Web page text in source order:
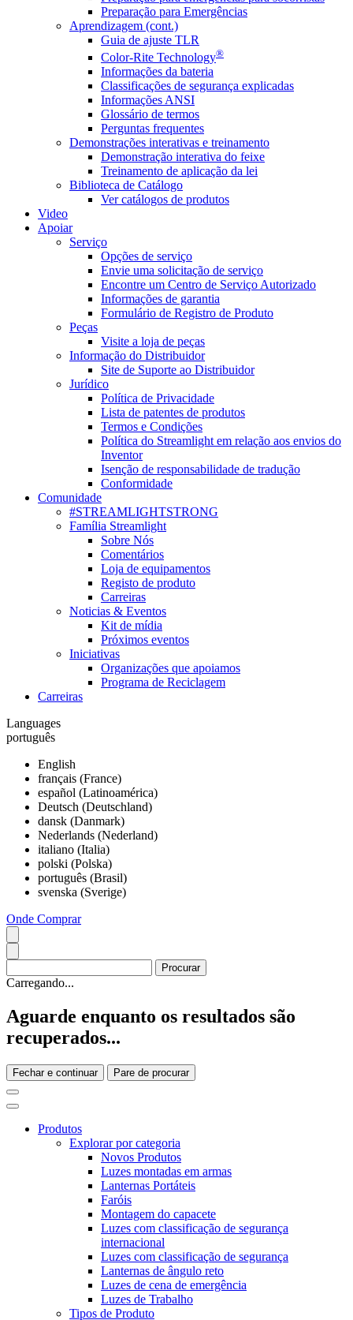
Preparação para Emergências
Aprendizagem (cont.)
Guia de ajuste TLR
Color-Rite Technology®
Informações da bateria
Classificações de segurança explicadas
Informações ANSI
Glossário de termos
Perguntas frequentes
Demonstrações interativas e treinamento
Demonstração interativa do feixe
Treinamento de aplicação da lei
Biblioteca de Catálogo
Ver catálogos de produtos
Video
Apoiar
Serviço
Opções de serviço
Envie uma solicitação de serviço
Encontre um Centro de Serviço Autorizado
Informações de garantia
Formulário de Registro de Produto
Peças
Visite a loja de peças
Informação do Distribuidor
Site de Suporte ao Distribuidor
Jurídico
Política de Privacidade
Lista de patentes de produtos
Termos e Condições
Política do Streamlight em relação aos envios do
Inventor
Isenção de responsabilidade de tradução
Conformidade
Comunidade
#STREAMLIGHTSTRONG
Família Streamlight
Sobre Nós
Comentários
Loja de equipamentos
Registo de produto
Carreiras
Noticias & Eventos
Kit de mídia
Próximos eventos
Iniciativas
Organizações que apoiamos
Programa de Reciclagem
Carreiras
Languages
português
English
français (France)
español (Latinoamérica)
Deutsch (Deutschland)
dansk (Danmark)
Nederlands (Nederland)
italiano (Italia)
polski (Polska)
português (Brasil)
svenska (Sverige)
Onde Comprar
Carregando...
Aguarde enquanto os resultados são
recuperados...
Fechar e continuar Pare de procurar
Produtos
Explorar por categoria
Novos Produtos
Luzes montadas em armas
Lanternas Portáteis
Faróis
Montagem do capacete
Luzes com classificação de segurança
internacional
Luzes com classificação de segurança
Lanternas de ângulo reto
Luzes de cena de emergência
Luzes de Trabalho
Tipos de Produto